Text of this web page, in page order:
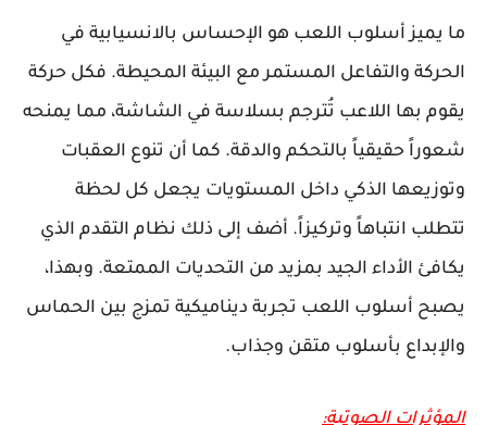
ما يميز أسلوب اللعب هو الإحساس بالانسيابية في
الحركة والتفاعل المستمر مع البيئة المحيطة. فكل حركة
يقوم بها اللاعب تُترجم بسلاسة في الشاشة، مما يمنحه
شعوراً حقيقياً بالتحكم والدقة. كما أن تنوع العقبات
وتوزيعها الذكي داخل المستويات يجعل كل لحظة
تتطلب انتباهاً وتركيزاً. أضف إلى ذلك نظام التقدم الذي
يكافئ الأداء الجيد بمزيد من التحديات الممتعة. وبهذا،
يصبح أسلوب اللعب تجربة ديناميكية تمزج بين الحماس
والإبداع بأسلوب متقن وجذاب.
المؤثرات الصوتية: